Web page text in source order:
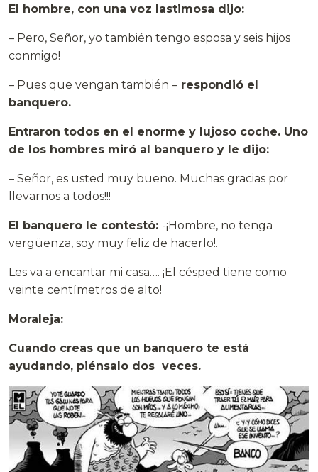
El hombre, con una voz lastimosa dijo:
– Pero, Señor, yo también tengo esposa y seis hijos
conmigo!
– Pues que vengan también – respondió el
banquero.
Entraron todos en el enorme y lujoso coche. Uno
de los hombres miró al banquero y le dijo:
– Señor, es usted muy bueno. Muchas gracias por
llevarnos a todos!!!
El banquero le contestó: -¡Hombre, no tenga
vergüenza, soy muy feliz de hacerlo!.
Les va a encantar mi casa…. ¡El césped tiene como
veinte centímetros de alto!
Moraleja:
Cuando creas que un banquero te está
ayudando, piénsalo dos veces.